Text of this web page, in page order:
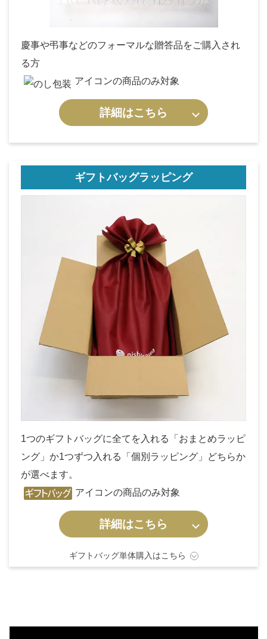
慶事や弔事などのフォーマルな贈答品をご購入され
る方
アイコンの商品のみ対象
詳細はこちら
ギフトバッグラッピング
1つのギフトバッグに全てを入れる「おまとめラッピ
ング」か1つずつ入れる「個別ラッピング」どちらか
が選べます。
アイコンの商品のみ対象
詳細はこちら
ギフトバッグ単体購入はこちら